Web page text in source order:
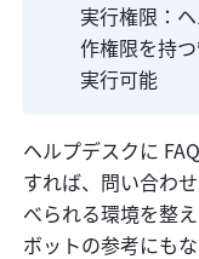
実行権限：
作権限を持
実行可能
ヘルプデスクに
すれば、問い合わ
べられる環境を整
ボットの参考にもな